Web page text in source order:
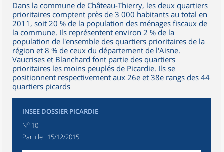
Dans la commune de Château-Thierry, les deux quartiers
prioritaires comptent près de 3 000 habitants au total en
2011, soit 20 % de la population des ménages fiscaux de
la commune. Ils représentent environ 2 % de la
population de l'ensemble des quartiers prioritaires de la
région et 8 % de ceux du département de l'Aisne.
Vaucrises et Blanchard font partie des quartiers
prioritaires les moins peuplés de Picardie. Ils se
positionnent respectivement aux 26e et 38e rangs des 44
quartiers picards
INSEE DOSSIER PICARDIE
No 10
Paru le : 15/12/2015